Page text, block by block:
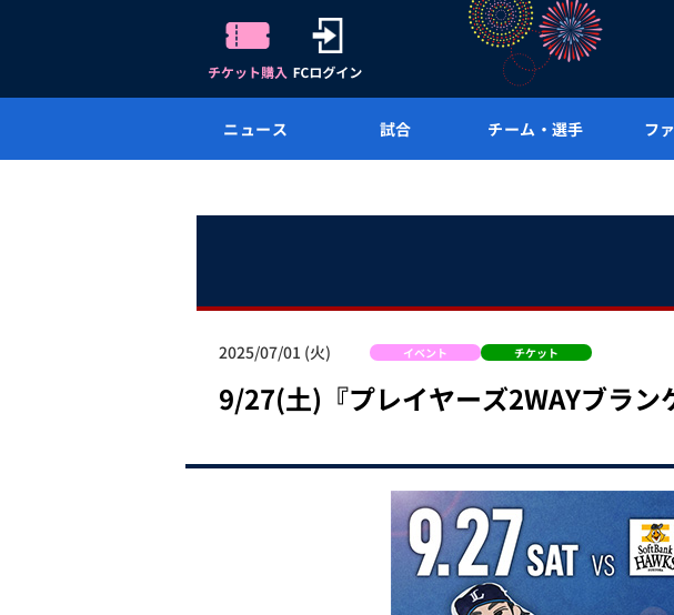
ニュース 試合 チーム・選手 フ
2025/07/01 (火) イベント チケット
9/27(土)『プレイヤーズ2WAYブラ